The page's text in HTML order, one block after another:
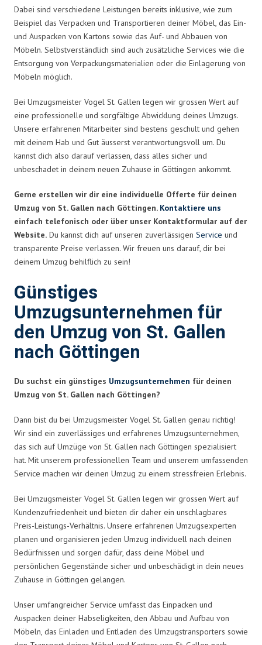
Dabei sind verschiedene Leistungen bereits inklusive, wie zum
Beispiel das Verpacken und Transportieren deiner Möbel, das Ein-
und Auspacken von Kartons sowie das Auf- und Abbauen von
Möbeln. Selbstverständlich sind auch zusätzliche Services wie die
Entsorgung von Verpackungsmaterialien oder die Einlagerung von
Möbeln möglich.
Bei Umzugsmeister Vogel St. Gallen legen wir grossen Wert auf
eine professionelle und sorgfältige Abwicklung deines Umzugs.
Unsere erfahrenen Mitarbeiter sind bestens geschult und gehen
mit deinem Hab und Gut äusserst verantwortungsvoll um. Du
kannst dich also darauf verlassen, dass alles sicher und
unbeschadet in deinem neuen Zuhause in Göttingen ankommt.
Gerne erstellen wir dir eine individuelle Offerte für deinen
Umzug von St. Gallen nach Göttingen. Kontaktiere uns
einfach telefonisch oder über unser Kontaktformular auf der
Website. Du kannst dich auf unseren zuverlässigen Service und
transparente Preise verlassen. Wir freuen uns darauf, dir bei
deinem Umzug behilflich zu sein!
Günstiges
Umzugsunternehmen für
den Umzug von St. Gallen
nach Göttingen
Du suchst ein günstiges Umzugsunternehmen für deinen
Umzug von St. Gallen nach Göttingen?
Dann bist du bei Umzugsmeister Vogel St. Gallen genau richtig!
Wir sind ein zuverlässiges und erfahrenes Umzugsunternehmen,
das sich auf Umzüge von St. Gallen nach Göttingen spezialisiert
hat. Mit unserem professionellen Team und unserem umfassenden
Service machen wir deinen Umzug zu einem stressfreien Erlebnis.
Bei Umzugsmeister Vogel St. Gallen legen wir grossen Wert auf
Kundenzufriedenheit und bieten dir daher ein unschlagbares
Preis-Leistungs-Verhältnis. Unsere erfahrenen Umzugsexperten
planen und organisieren jeden Umzug individuell nach deinen
Bedürfnissen und sorgen dafür, dass deine Möbel und
persönlichen Gegenstände sicher und unbeschädigt in dein neues
Zuhause in Göttingen gelangen.
Unser umfangreicher Service umfasst das Einpacken und
Auspacken deiner Habseligkeiten, den Abbau und Aufbau von
Möbeln, das Einladen und Entladen des Umzugstransporters sowie